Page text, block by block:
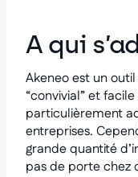
A qui
Akeneo est un
“convivial” et
particulièrement
entreprises.
grande quantité
pas de porte chez